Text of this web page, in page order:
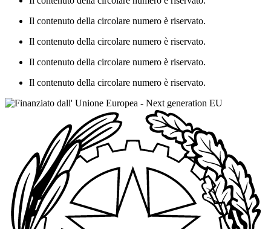
Il contenuto della circolare numero è riservato.
Il contenuto della circolare numero è riservato.
Il contenuto della circolare numero è riservato.
Il contenuto della circolare numero è riservato.